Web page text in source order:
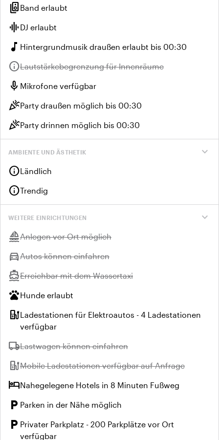
speaker_group Band erlaubt
graphic_eq DJ erlaubt
music_note Hintergrundmusik draußen erlaubt bis 00:30
infoNicht verfügbar:
Lautstärkebegrenzung für Innenräume
mic Mikrofone verfügbar
celebrationParty draußen möglich bis 00:30
celebrationParty drinnen möglich bis 00:30
expand_more
AMBIENTE UND ÄSTHETIK
infoLändlich
infoTrendig
expand_more
WEITERE EINRICHTUNGEN
sailingNicht verfügbar:
Anlegen vor Ort möglich
directions_carNicht verfügbar:
Autos können einfahren
directions_boatNicht verfügbar:
Erreichbar mit dem Wassertaxi
petsHunde erlaubt
ev_stationLadestationen für Elektroautos - 4 Ladestationen
verfügbar
local_shippingNicht verfügbar:
Lastwagen können einfahren
ev_stationNicht verfügbar:
Mobile Ladestationen verfügbar auf Anfrage
hotelNahegelegene Hotels in 8 Minuten Fußweg
local_parking Parken in der Nähe möglich
local_parking Privater Parkplatz - 200 Parkplätze vor Ort
verfügbar